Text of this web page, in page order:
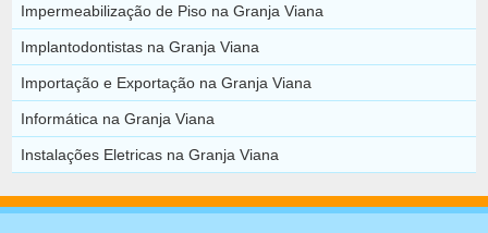
Impermeabilização de Piso na Granja Viana
Implantodontistas na Granja Viana
Importação e Exportação na Granja Viana
Informática na Granja Viana
Instalações Eletricas na Granja Viana